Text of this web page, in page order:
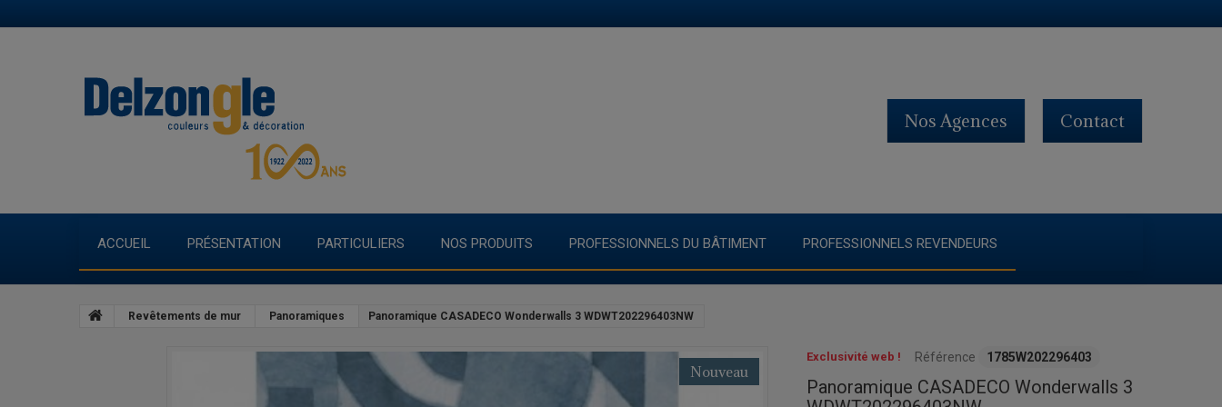
Contact
Nos Agences
ACCUEIL PRÉSENTATION PARTICULIERS NOS PRODUITS PROFESSIONNELS DU BÂTIMENT PROFESSIONNELS REVENDEURS
Revêtements de mur Panoramiques Panoramique CASADECO Wonderwalls 3 WDWT202296403NW
Nouveau
Exclusivité web ! Référence 1785W202296403
Panoramique CASADECO Wonderwalls 3